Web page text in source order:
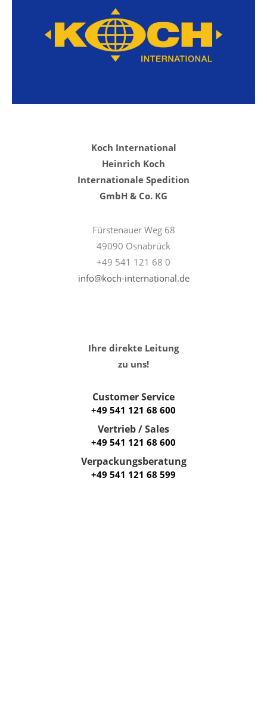
Koch International
Heinrich Koch
Internationale Spedition
GmbH & Co. KG
Fürstenauer Weg 68
49090 Osnabrück
+49 541 121 68 0
info@koch-international.de
Ihre direkte Leitung
zu uns!
Customer Service
+49 541 121 68 600
Vertrieb / Sales
+49 541 121 68 600
Verpackungsberatung
+49 541 121 68 599